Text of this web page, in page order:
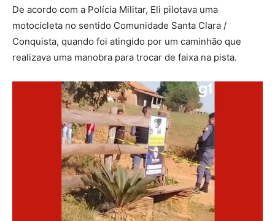
De acordo com a Polícia Militar, Eli pilotava uma
motocicleta no sentido Comunidade Santa Clara /
Conquista, quando foi atingido por um caminhão que
realizava uma manobra para trocar de faixa na pista.